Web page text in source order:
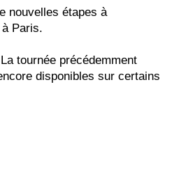
nouvelles étapes à
Paris.
tournée précédemment
disponibles sur certains